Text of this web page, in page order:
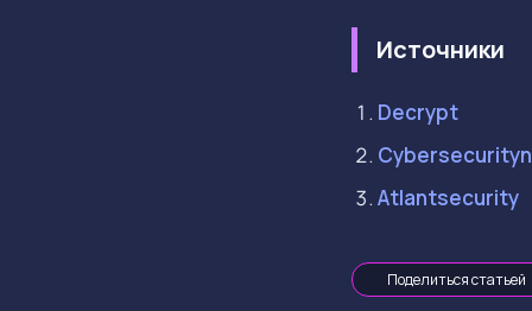
Источники
Decrypt
Atlantsecurity
Поделиться статьей